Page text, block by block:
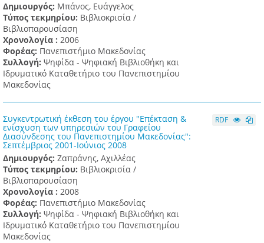
Δημιουργός: Μπάνος, Ευάγγελος
Τύπος τεκμηρίου: Βιβλιοκρισία /
Βιβλιοπαρουσίαση
Χρονολογία : 2006
Φορέας: Πανεπιστήμιο Μακεδονίας
Συλλογή: Ψηφίδα - Ψηφιακή Βιβλιοθήκη και
Ιδρυματικό Καταθετήριο του Πανεπιστημίου
Μακεδονίας
Συγκεντρωτική έκθεση του έργου "Επέκταση &
ενίσχυση των υπηρεσιών του Γραφείου
Διασύνδεσης του Πανεπιστημίου Μακεδονίας":
Σεπτέμβριος 2001-Ιούνιος 2008
Δημιουργός: Ζαπράνης, Αχιλλέας
Τύπος τεκμηρίου: Βιβλιοκρισία /
Βιβλιοπαρουσίαση
Χρονολογία : 2008
Φορέας: Πανεπιστήμιο Μακεδονίας
Συλλογή: Ψηφίδα - Ψηφιακή Βιβλιοθήκη και
Ιδρυματικό Καταθετήριο του Πανεπιστημίου
Μακεδονίας
RDF